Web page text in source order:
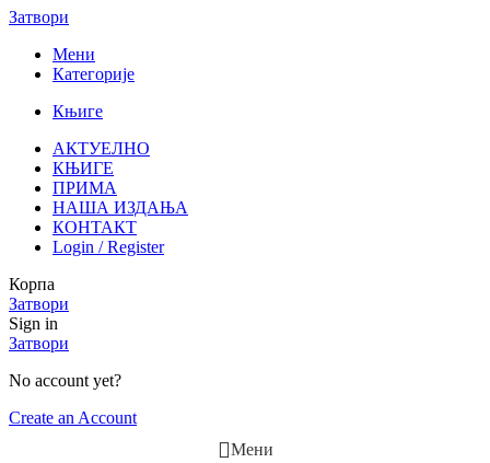
Затвори
Мени
Категорије
Књиге
АКТУЕЛНО
КЊИГЕ
ПРИМА
НАША ИЗДАЊА
КОНТАКТ
Login / Register
Корпа
Затвори
Sign in
Затвори
No account yet?
Create an Account
Мени